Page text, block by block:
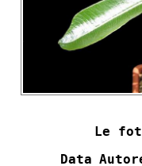
Le
Data